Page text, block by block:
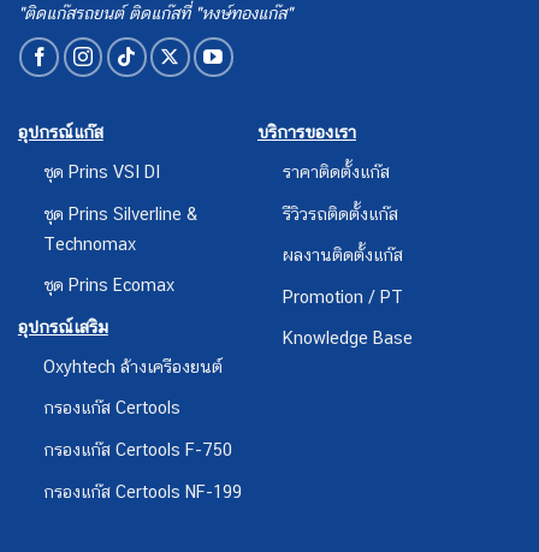
"ติดแก๊สรถยนต์ ติดแก๊สที่ "หงษ์ทองแก๊ส"
อุปกรณ์แก๊ส
ชุด Prins VSI DI
ชุด Prins Silverline &
Technomax
ชุด Prins Ecomax
อุปกรณ์เสริม
Oxyhtech ล้างเครืองยนต์
กรองแก๊ส Certools
กรองแก๊ส Certools F-750
กรองแก๊ส Certools NF-199
บริการของเรา
ราคาติดตั้งแก๊ส
รีวิวรถติดตั้งแก๊ส
ผลงานติดตั้งแก๊ส
Promotion / PT
Knowledge Base